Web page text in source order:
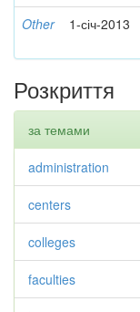
Other 1-січ-2013
Розкриття
за темами
administration
centers
colleges
faculties